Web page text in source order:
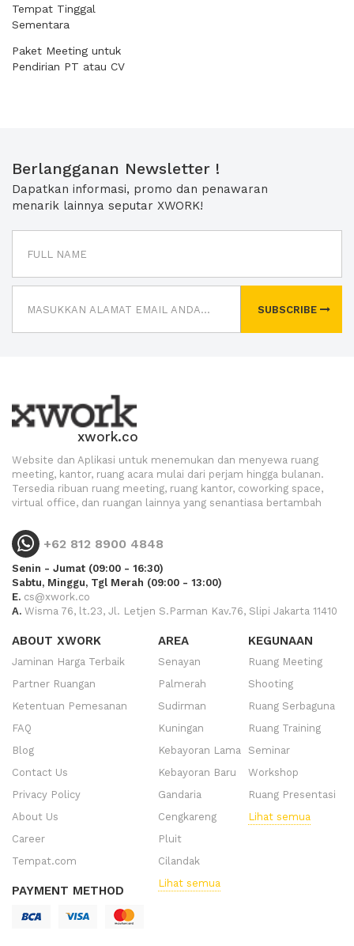
Tempat Tinggal
Sementara
Paket Meeting untuk
Pendirian PT atau CV
Berlangganan Newsletter !
Dapatkan informasi, promo dan penawaran
menarik lainnya seputar XWORK!
SUBSCRIBE
xwork.co
Website dan Aplikasi untuk menemukan dan menyewa ruang
meeting, kantor, ruang acara mulai dari perjam hingga bulanan.
Tersedia ribuan ruang meeting, ruang kantor, coworking space,
virtual office, dan ruangan lainnya yang senantiasa bertambah
+62 812 8900 4848
Senin - Jumat (09:00 - 16:30)
Sabtu, Minggu, Tgl Merah (09:00 - 13:00)
E. cs@xwork.co
A. Wisma 76, lt.23, Jl. Letjen S.Parman Kav.76, Slipi Jakarta 11410
ABOUT XWORK
Jaminan Harga Terbaik
Partner Ruangan
Ketentuan Pemesanan
FAQ
Blog
Contact Us
Privacy Policy
About Us
Career
Tempat.com
PAYMENT METHOD
AREA
Senayan
Palmerah
Sudirman
Kuningan
Kebayoran Lama
Kebayoran Baru
Gandaria
Cengkareng
Pluit
Cilandak
Lihat semua
KEGUNAAN
Ruang Meeting
Shooting
Ruang Serbaguna
Ruang Training
Seminar
Workshop
Ruang Presentasi
Lihat semua